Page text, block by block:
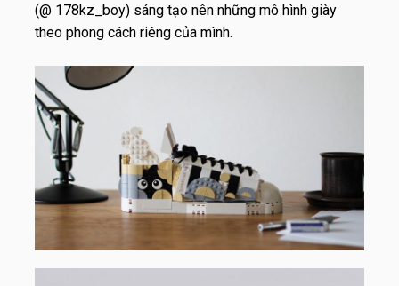
(@ 178kz_boy) sáng tạo nên những mô hình giày
theo phong cách riêng của mình.